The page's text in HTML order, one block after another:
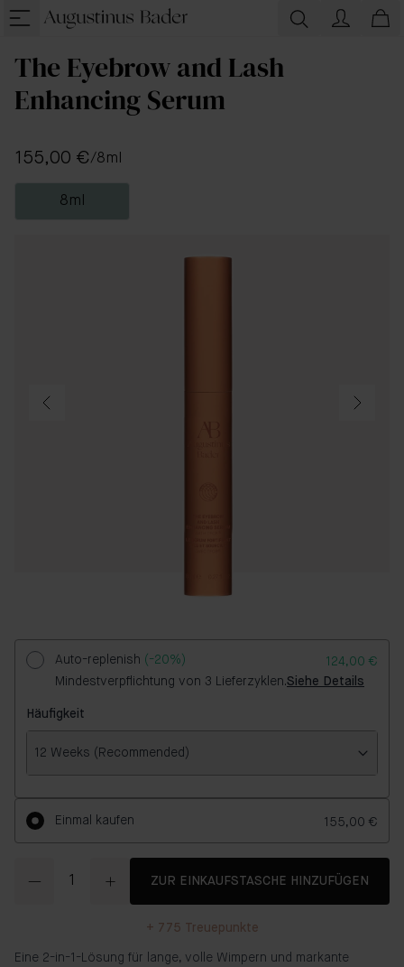
The Eyebrow and Lash
Enhancing Serum
155,00 €/8ml
8ml
Auto-replenish (-20%)
124,00 €
Mindestverpflichtung von 3 Lieferzyklen.Siehe Details
Häufigkeit
Häufigkeit
12 Weeks (Recommended)
Einmal kaufen 155,00 €
ZUR EINKAUFSTASCHE HINZUFÜGEN
+ 775 Treuepunkte
​​Eine 2-in-1-Lösung für lange, volle Wimpern und markante